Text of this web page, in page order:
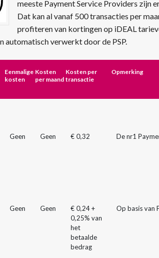
meeste Payment Service Providers zijn
Dat kan al vanaf 500 transacties per
profiteren van kortingen op iDEAL
automatisch verwerkt door de PSP.
Eenmalige
kosten
Kosten
per maand
Kosten per
transactie
Opmerking
Geen Geen € 0,32 De nr1
Geen Geen
€ 0,24 +
0,25% van
het
betaalde
bedrag
Op basis van